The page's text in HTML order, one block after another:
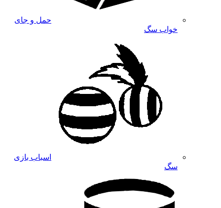
حمل و جای
خواب سگ
اسباب بازی
سگ